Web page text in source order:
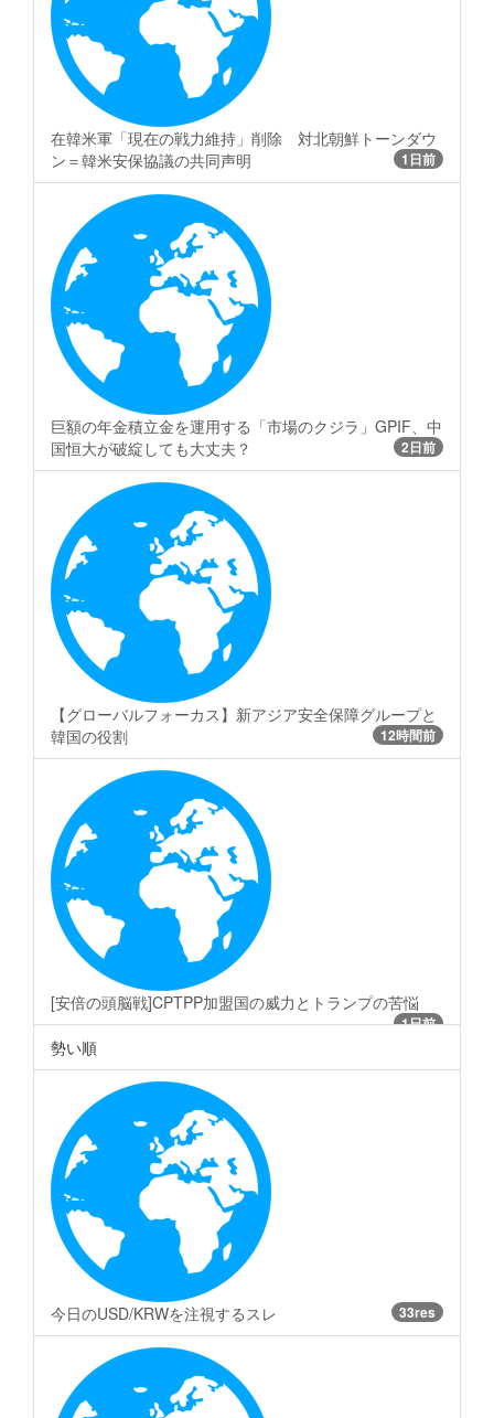
在韓米軍「現在の戦力維持」削除 対北朝鮮トーンダウ
ン＝韓米安保協議の共同声明
1日前
巨額の年金積立金を運用する「市場のクジラ」GPIF、中
国恒大が破綻しても大丈夫？
2日前
【グローバルフォーカス】新アジア安全保障グループと
韓国の役割
12時間前
[安倍の頭脳戦]CPTPP加盟国の威力とトランプの苦悩
1日前
勢い順
今日のUSD/KRWを注視するスレ 33res